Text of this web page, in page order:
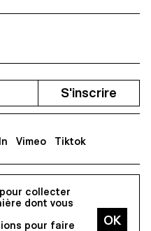
collecter
dont vous
pour faire
S'inscrire
Vimeo Tiktok